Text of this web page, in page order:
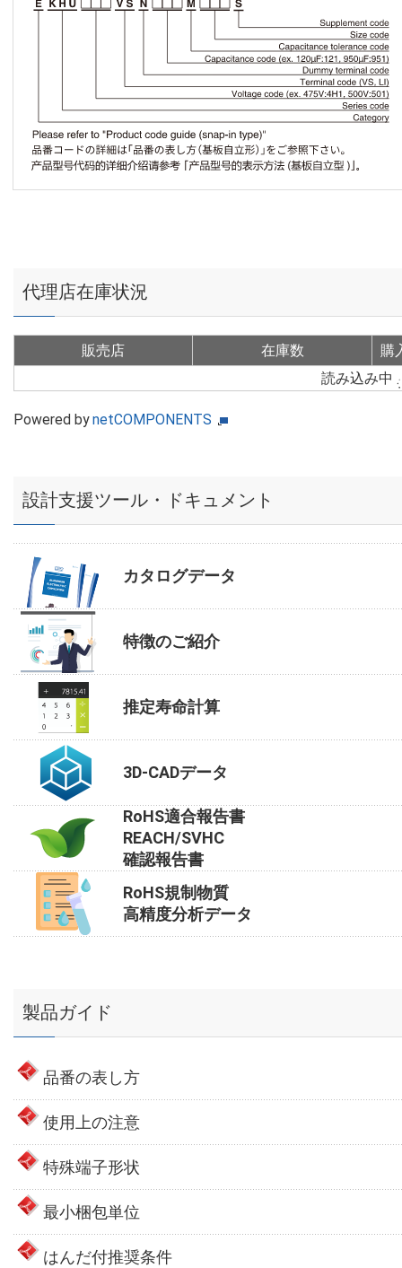
代理店在庫状況
販売店 在庫数
購
読み込み中
Powered bynetCOMPONENTS
設計支援ツール・ドキュメント
カタログデータ
特徴のご紹介
推定寿命計算
3D-CADデータ
RoHS適合報告書
REACH/SVHC
確認報告書
RoHS規制物質
高精度分析データ
製品ガイド
品番の表し方
使用上の注意
特殊端子形状
最小梱包単位
はんだ付推奨条件